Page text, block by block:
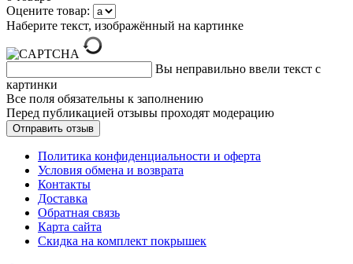
Оцените товар:
Наберите текст, изображённый на картинке
Вы неправильно ввели текст с
картинки
Все поля обязательны к заполнению
Перед публикацией отзывы проходят модерацию
Политика конфиденциальности и оферта
Условия обмена и возврата
Контакты
Доставка
Обратная связь
Карта сайта
Скидка на комплект покрышек